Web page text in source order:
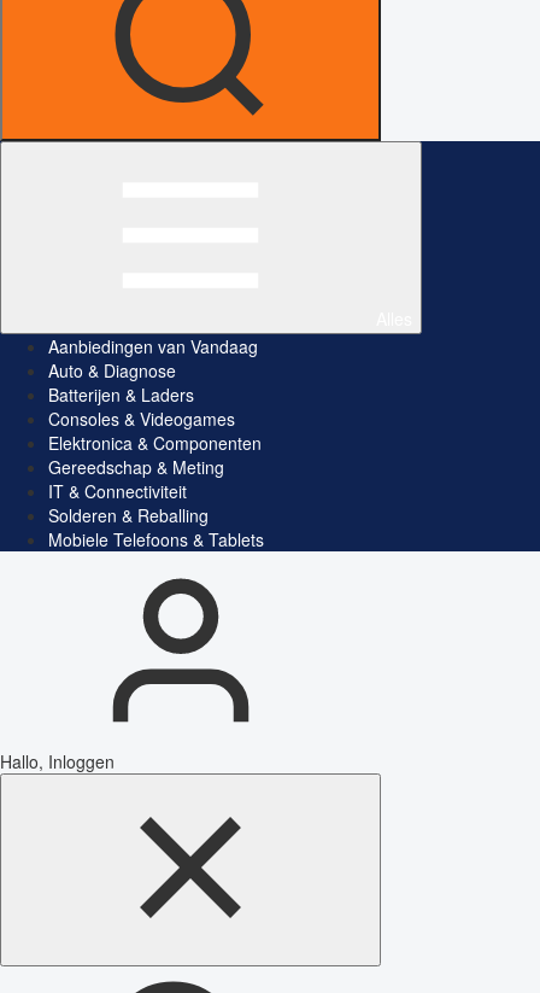
Aanbiedingen van Vandaag
Auto & Diagnose
Batterijen & Laders
Consoles & Videogames
Elektronica & Componenten
Gereedschap & Meting
IT & Connectiviteit
Solderen & Reballing
Mobiele Telefoons & Tablets
Hallo, Inloggen